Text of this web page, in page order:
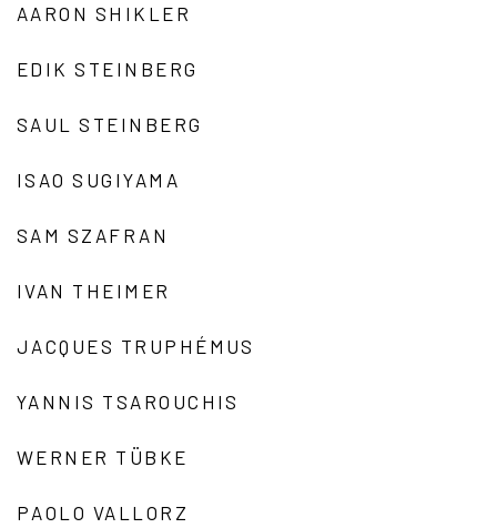
AARON SHIKLER
EDIK STEINBERG
SAUL STEINBERG
ISAO SUGIYAMA
SAM SZAFRAN
IVAN THEIMER
JACQUES TRUPHÉMUS
YANNIS TSAROUCHIS
WERNER TÜBKE
PAOLO VALLORZ